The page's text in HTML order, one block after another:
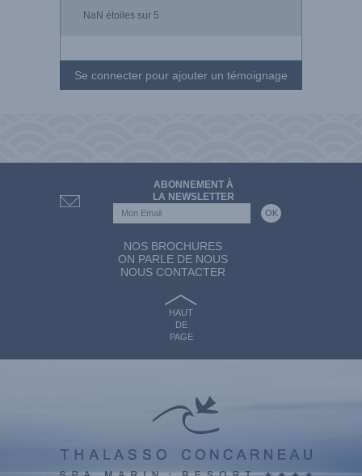
NaN étoiles sur 5
Se connecter pour ajouter un témoignage
ABONNEMENT À
LA NEWSLETTER
NOS BROCHURES
ON PARLE DE NOUS
NOUS CONTACTER
HAUT
DE
PAGE